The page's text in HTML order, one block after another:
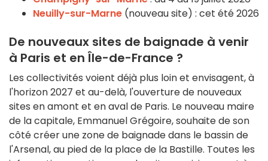
Neuilly-sur-Marne (nouveau site) : cet été 2026
De nouveaux sites de baignade à venir
à Paris et en Île-de-France ?
Les collectivités voient déjà plus loin et envisagent, à
l'horizon 2027 et au-delà, l'ouverture de nouveaux
sites en amont et en aval de Paris. Le nouveau maire
de la capitale, Emmanuel Grégoire, souhaite de son
côté créer une zone de baignade dans le bassin de
l'Arsenal, au pied de la place de la Bastille. Toutes les